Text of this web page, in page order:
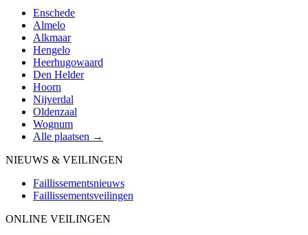
Enschede
Almelo
Alkmaar
Hengelo
Heerhugowaard
Den Helder
Hoorn
Nijverdal
Oldenzaal
Wognum
Alle plaatsen →
NIEUWS & VEILINGEN
Faillissementsnieuws
Faillissementsveilingen
ONLINE VEILINGEN